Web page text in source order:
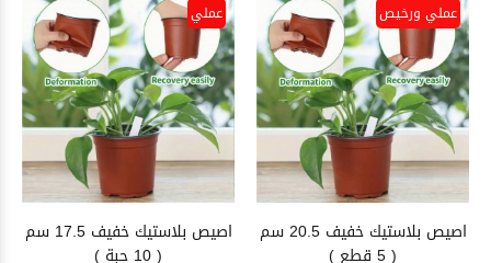
عملي ورخيص
اصيص بلاستيك خفيف 20.5 سم
( 5 قطع )
عملي
اصيص بلاستيك خفيف 17.5 سم
( 10 حبة )